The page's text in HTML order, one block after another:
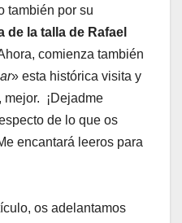
también por su
la talla de Rafael
comienza también
» esta histórica visita y
mejor. ¡Dejadme
de lo que os
encantará leeros para
os adelantamos